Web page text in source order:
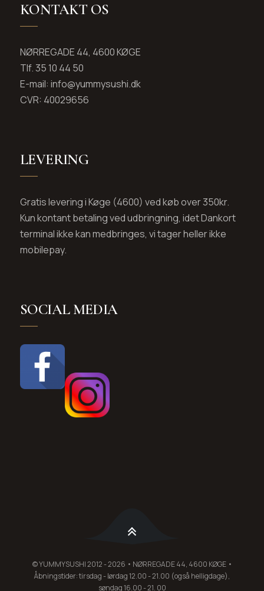
KONTAKT OS
NØRREGADE 44, 4600 KØGE
Tlf. 35 10 44 50
E-mail: info@yummysushi.dk
CVR: 40029656
LEVERING
Gratis levering i Køge (4600) ved køb over 350kr.
Kun kontant betaling ved udbringning, idet Dankort
terminal ikke kan medbringes, vi tager heller ikke
mobilepay.
SOCIAL MEDIA
© YUMMYSUSHI 2012 - 2026 • NØRREGADE 44, 4600 KØGE •
Åbningstider: tirsdag - lørdag 12.00 - 21.00 (også helligdage),
søndag 16.00 - 21. 00